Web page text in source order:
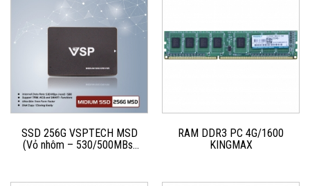
SSD 256G VSPTECH MSD
(Vỏ nhôm – 530/500MBs)
RAM DDR3 PC 4G/1600
KINGMAX